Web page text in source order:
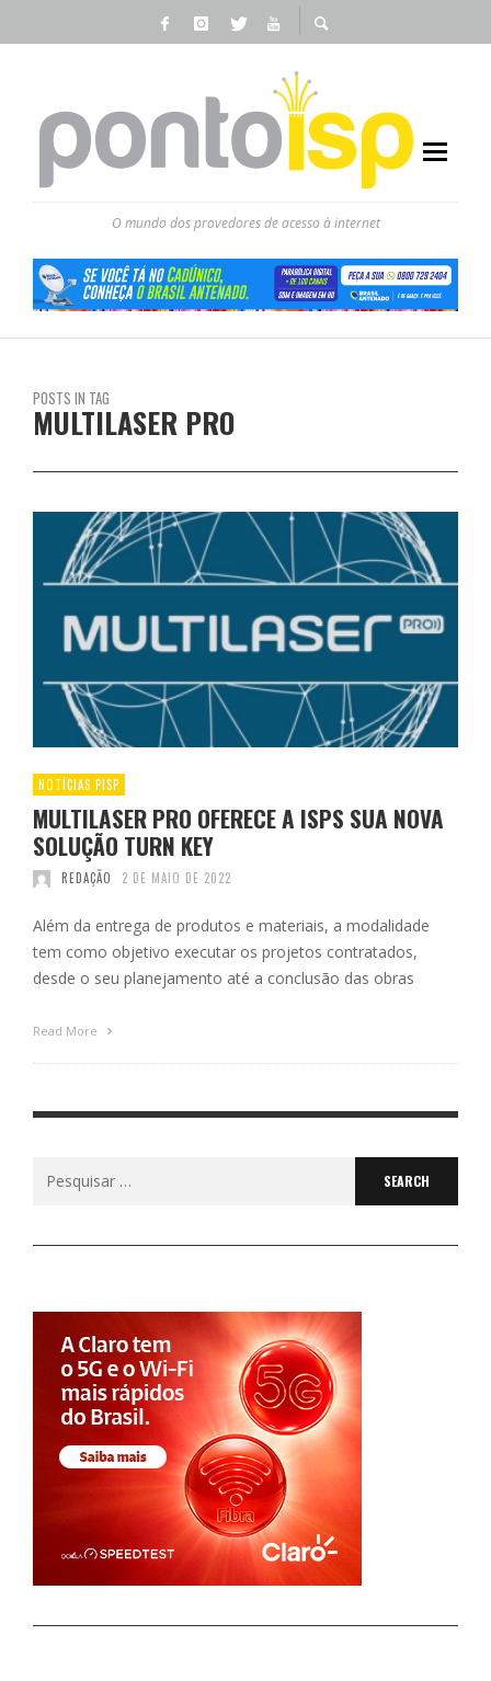
O mundo dos provedores de acesso à internet
POSTS IN TAG
MULTILASER PRO
NOTÍCIAS PISP
MULTILASER PRO OFERECE A ISPS SUA NOVA
SOLUÇÃO TURN KEY
REDAÇÃO 2 DE MAIO DE 2022
Além da entrega de produtos e materiais, a modalidade
tem como objetivo executar os projetos contratados,
desde o seu planejamento até a conclusão das obras
Read More